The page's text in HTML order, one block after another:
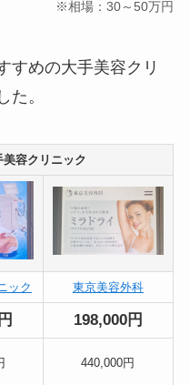
※相場：30～50万円
すめの大手美容クリ
た。
容クリニック
ック 東京美容外科
198,000円
440,000円